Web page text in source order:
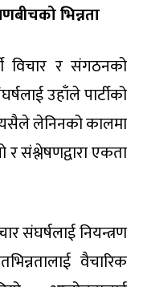
भिन्नता
विचार र संगठनको
उहाँले पार्टीको
त्यसैले लेनिनको कालमा
संश्लेषणद्वारा एकता
संघर्षलाई नियन्त्रण
वैचारिक